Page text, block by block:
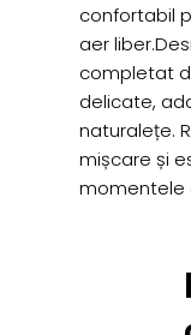
confortabil
aer
completat
delicate,
naturalețe.
mișcare și
momentele